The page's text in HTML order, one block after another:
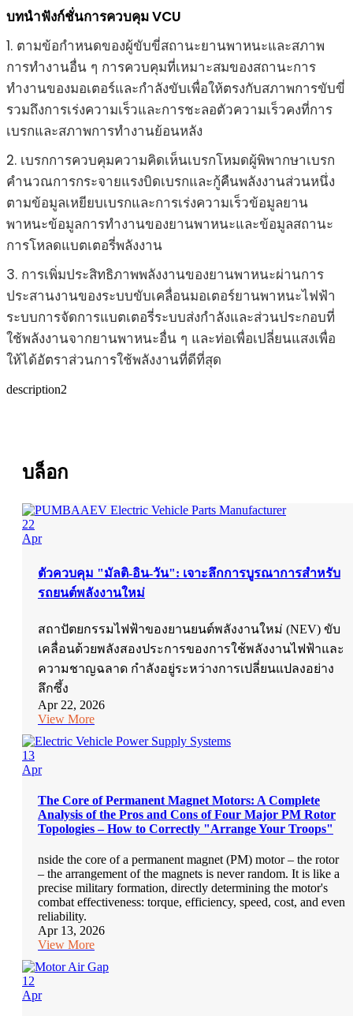
บทนำฟังก์ชั่นการควบคุม VCU
1. ตามข้อกำหนดของผู้ขับขี่สถานะยานพาหนะและสภาพ
การทำงานอื่น ๆ การควบคุมที่เหมาะสมของสถานะการ
ทำงานของมอเตอร์และกำลังขับเพื่อให้ตรงกับสภาพการขับขี่
รวมถึงการเร่งความเร็วและการชะลอตัวความเร็วคงที่การ
เบรกและสภาพการทำงานย้อนหลัง
2. เบรกการควบคุมความคิดเห็นเบรกโหมดผู้พิพากษาเบรก
คำนวณการกระจายแรงบิดเบรกและกู้คืนพลังงานส่วนหนึ่ง
ตามข้อมูลเหยียบเบรกและการเร่งความเร็วข้อมูลยาน
พาหนะข้อมูลการทำงานของยานพาหนะและข้อมูลสถานะ
การโหลดแบตเตอรี่พลังงาน
3. การเพิ่มประสิทธิภาพพลังงานของยานพาหนะผ่านการ
ประสานงานของระบบขับเคลื่อนมอเตอร์ยานพาหนะไฟฟ้า
ระบบการจัดการแบตเตอรี่ระบบส่งกำลังและส่วนประกอบที่
ใช้พลังงานจากยานพาหนะอื่น ๆ และท่อเพื่อเปลี่ยนแสงเพื่อ
ให้ได้อัตราส่วนการใช้พลังงานที่ดีที่สุด
description2
บล็อก
22
Apr
ตัวควบคุม "มัลติ-อิน-วัน": เจาะลึกการบูรณาการสำหรับ
รถยนต์พลังงานใหม่
สถาปัตยกรรมไฟฟ้าของยานยนต์พลังงานใหม่ (NEV) ขับ
เคลื่อนด้วยพลังสองประการของการใช้พลังงานไฟฟ้าและ
ความชาญฉลาด กำลังอยู่ระหว่างการเปลี่ยนแปลงอย่าง
ลึกซึ้ง
Apr 22, 2026
View More
13
Apr
The Core of Permanent Magnet Motors: A Complete
Analysis of the Pros and Cons of Four Major PM Rotor
Topologies – How to Correctly "Arrange Your Troops"
nside the core of a permanent magnet (PM) motor – the rotor
– the arrangement of the magnets is never random. It is like a
precise military formation, directly determining the motor's
combat effectiveness: torque, efficiency, speed, cost, and even
reliability.
Apr 13, 2026
View More
12
Apr